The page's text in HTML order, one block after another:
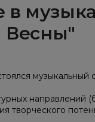
в
Весны"
музыкальный
направлений
творческого